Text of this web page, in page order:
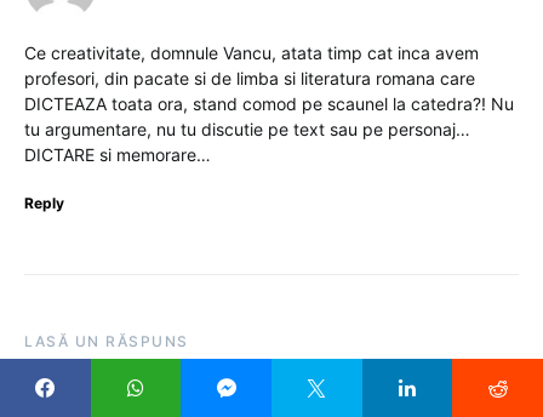
Ce creativitate, domnule Vancu, atata timp cat inca avem
profesori, din pacate si de limba si literatura romana care
DICTEAZA toata ora, stand comod pe scaunel la catedra?! Nu
tu argumentare, nu tu discutie pe text sau pe personaj…
DICTARE si memorare…
Reply
LASĂ UN RĂSPUNS
Adresa ta de email nu va fi publicată. Câmpurile obligatorii